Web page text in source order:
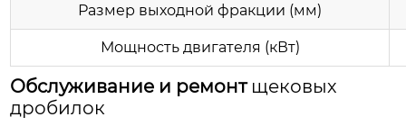
Размер выходной фракции (мм)
Мощность двигателя (кВт)
Обслуживание и ремонт щековых
дробилок